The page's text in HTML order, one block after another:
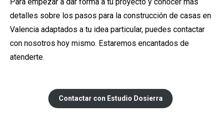
detalles sobre los pasos para la construcción de casas en
Valencia adaptados a tu idea particular, puedes contactar
con nosotros hoy mismo. Estaremos encantados de
atenderte.
Contactar con Estudio Dosierra